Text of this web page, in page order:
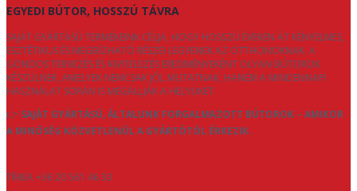
EGYEDI BÚTOR, HOSSZÚ TÁVRA
SAJÁT GYÁRTÁSÚ TERMÉKEINK CÉLJA, HOGY HOSSZÚ ÉVEKEN ÁT KÉNYELMES,
ESZTÉTIKUS ÉS MEGBÍZHATÓ RÉSZEI LEGYENEK AZ OTTHONOKNAK. A
GONDOS TERVEZÉS ÉS KIVITELEZÉS EREDMÉNYEKÉNT OLYAN BÚTOROK
KÉSZÜLNEK, AMELYEK NEMCSAK JÓL MUTATNAK, HANEM A MINDENNAPI
HASZNÁLAT SORÁN IS MEGÁLLJÁK A HELYÜKET.
👉 SAJÁT GYÁRTÁSÚ, ÁLTALUNK FORGALMAZOTT BÚTOROK – AMIKOR
A MINŐSÉG KÖZVETLENÜL A GYÁRTÓTÓL ÉRKEZIK.
TÍMEA +36 20 561 46 33